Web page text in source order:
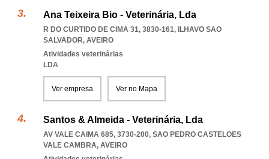
Ana Teixeira Bio - Veterinária, Lda
R DO CURTIDO DE CIMA 31, 3830-161, ILHAVO SAO
SALVADOR, AVEIRO
Atividades veterinárias
LDA
Ver empresa Ver no Mapa
Santos & Almeida - Veterinária, Lda
AV VALE CAIMA 685, 3730-200, SAO PEDRO CASTELOES
VALE CAMBRA, AVEIRO